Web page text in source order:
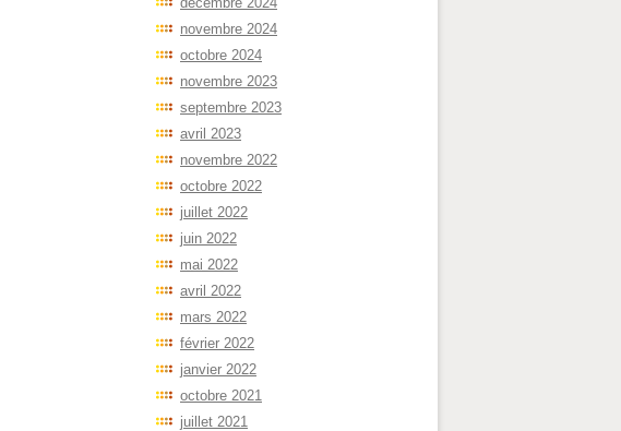
novembre 2024
octobre 2024
novembre 2023
septembre 2023
avril 2023
novembre 2022
octobre 2022
juillet 2022
juin 2022
mai 2022
avril 2022
mars 2022
février 2022
janvier 2022
octobre 2021
juillet 2021